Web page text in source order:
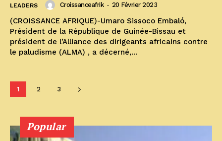
LEADERS Croissanceafrik - 20 Février 2023
(CROISSANCE AFRIQUE)-Umaro Sissoco Embaló,
Président de la République de Guinée-Bissau et
président de l’Alliance des dirigeants africains contre
le paludisme (ALMA) , a décerné,...
1 2 3
Popular